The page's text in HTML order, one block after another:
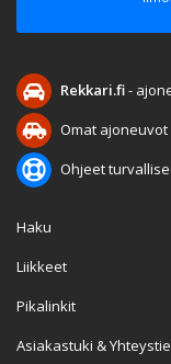
Rekkari.fi-
Omat ajoneuvot
Ohjeet
Haku
Liikkeet
Pikalinkit
Asiakastuki &